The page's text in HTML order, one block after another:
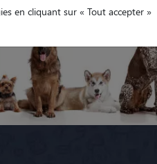
en cliquant sur « Tout accepter »